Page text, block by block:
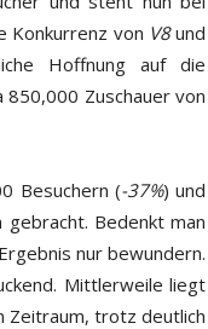
Konkurrenz von V8und
Hoffnung auf die
Zuschauer von
Besuchern (-37%) und
gebracht. Bedenkt man
nur bewundern.
Mittlerweile liegt
Zeitraum, trotz deutlich